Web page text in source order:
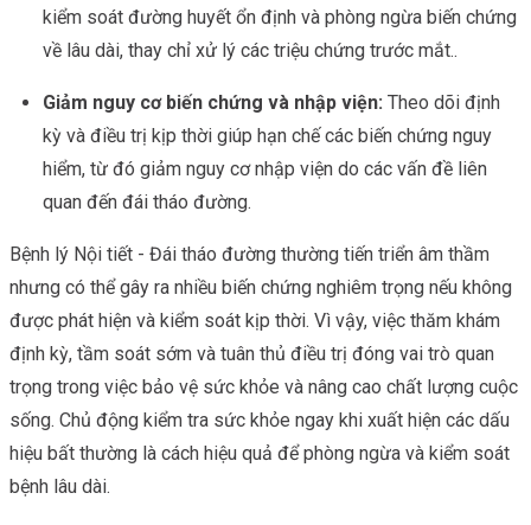
kiểm soát đường huyết ổn định và phòng ngừa biến chứng
về lâu dài, thay chỉ xử lý các triệu chứng trước mắt..
Giảm nguy cơ biến chứng và nhập viện: Theo dõi định
kỳ và điều trị kịp thời giúp hạn chế các biến chứng nguy
hiểm, từ đó giảm nguy cơ nhập viện do các vấn đề liên
quan đến đái tháo đường.
Bệnh lý Nội tiết - Đái tháo đường thường tiến triển âm thầm
nhưng có thể gây ra nhiều biến chứng nghiêm trọng nếu không
được phát hiện và kiểm soát kịp thời. Vì vậy, việc thăm khám
định kỳ, tầm soát sớm và tuân thủ điều trị đóng vai trò quan
trọng trong việc bảo vệ sức khỏe và nâng cao chất lượng cuộc
sống. Chủ động kiểm tra sức khỏe ngay khi xuất hiện các dấu
hiệu bất thường là cách hiệu quả để phòng ngừa và kiểm soát
bệnh lâu dài.